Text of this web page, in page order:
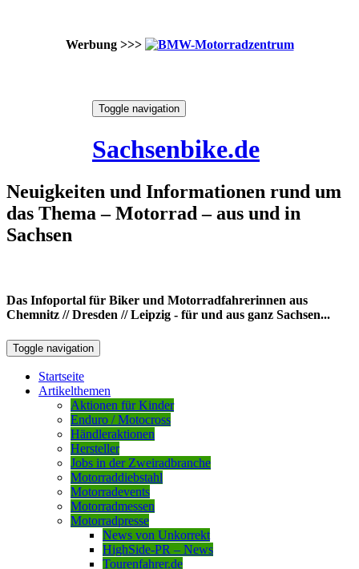
Werbung >>>
Toggle navigation
Sachsenbike.de
Neuigkeiten und Informationen rund um
das Thema – Motorrad – aus und in
Sachsen
Das Infoportal für Biker und Motorradfahrerinnen aus
Chemnitz // Dresden // Leipzig - für und aus ganz Sachsen...
Toggle navigation
Startseite
Artikelthemen
Aktionen für Kinder
Enduro / Motocross
Händleraktionen
Hersteller
Jobs in der Zweiradbranche
Motorraddiebstahl
Motorradevents
Motorradmessen
Motorradpresse
News von Unkorrekt
HighSide-PR – News
Tourenfahrer.de